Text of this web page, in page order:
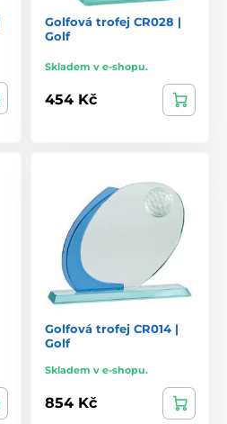
Golfová trofej CR028 |
Golf
Skladem v e-shopu.
454 Kč
Golfová trofej CR014 |
Golf
Skladem v e-shopu.
854 Kč